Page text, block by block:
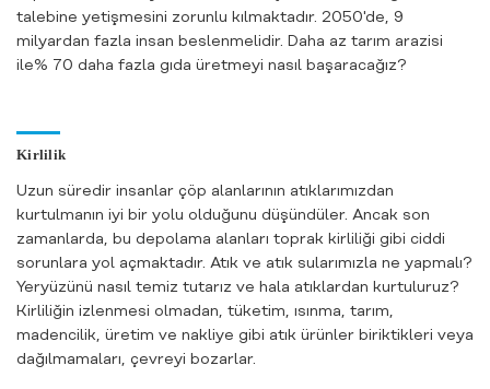
talebine yetişmesini zorunlu kılmaktadır. 2050'de, 9
milyardan fazla insan beslenmelidir. Daha az tarım arazisi
ile% 70 daha fazla gıda üretmeyi nasıl başaracağız?
Kirlilik
Uzun süredir insanlar çöp alanlarının atıklarımızdan
kurtulmanın iyi bir yolu olduğunu düşündüler. Ancak son
zamanlarda, bu depolama alanları toprak kirliliği gibi ciddi
sorunlara yol açmaktadır. Atık ve atık sularımızla ne yapmalı?
Yeryüzünü nasıl temiz tutarız ve hala atıklardan kurtuluruz?
Kirliliğin izlenmesi olmadan, tüketim, ısınma, tarım,
madencilik, üretim ve nakliye gibi atık ürünler biriktikleri veya
dağılmamaları, çevreyi bozarlar.